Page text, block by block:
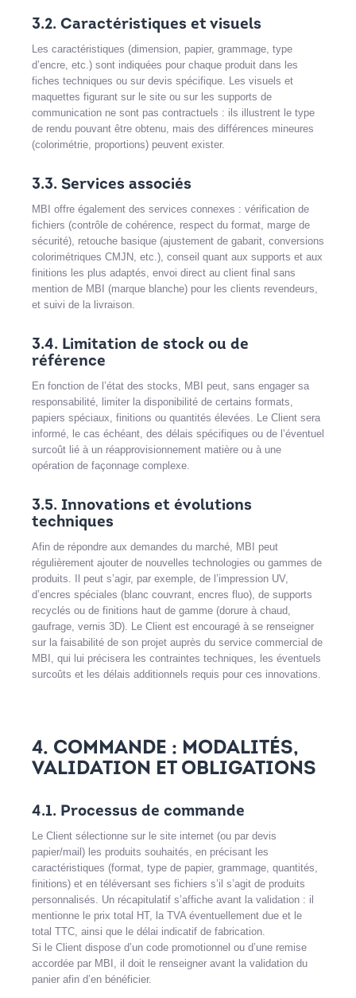
3.2. Caractéristiques et visuels
Les caractéristiques (dimension, papier, grammage, type
d’encre, etc.) sont indiquées pour chaque produit dans les
fiches techniques ou sur devis spécifique. Les visuels et
maquettes figurant sur le site ou sur les supports de
communication ne sont pas contractuels : ils illustrent le type
de rendu pouvant être obtenu, mais des différences mineures
(colorimétrie, proportions) peuvent exister.
3.3. Services associés
MBI offre également des services connexes : vérification de
fichiers (contrôle de cohérence, respect du format, marge de
sécurité), retouche basique (ajustement de gabarit, conversions
colorimétriques CMJN, etc.), conseil quant aux supports et aux
finitions les plus adaptés, envoi direct au client final sans
mention de MBI (marque blanche) pour les clients revendeurs,
et suivi de la livraison.
3.4. Limitation de stock ou de
référence
En fonction de l’état des stocks, MBI peut, sans engager sa
responsabilité, limiter la disponibilité de certains formats,
papiers spéciaux, finitions ou quantités élevées. Le Client sera
informé, le cas échéant, des délais spécifiques ou de l’éventuel
surcoût lié à un réapprovisionnement matière ou à une
opération de façonnage complexe.
3.5. Innovations et évolutions
techniques
Afin de répondre aux demandes du marché, MBI peut
régulièrement ajouter de nouvelles technologies ou gammes de
produits. Il peut s’agir, par exemple, de l’impression UV,
d’encres spéciales (blanc couvrant, encres fluo), de supports
recyclés ou de finitions haut de gamme (dorure à chaud,
gaufrage, vernis 3D). Le Client est encouragé à se renseigner
sur la faisabilité de son projet auprès du service commercial de
MBI, qui lui précisera les contraintes techniques, les éventuels
surcoûts et les délais additionnels requis pour ces innovations.
4. COMMANDE : MODALITÉS,
VALIDATION ET OBLIGATIONS
4.1. Processus de commande
Le Client sélectionne sur le site internet (ou par devis
papier/mail) les produits souhaités, en précisant les
caractéristiques (format, type de papier, grammage, quantités,
finitions) et en téléversant ses fichiers s’il s’agit de produits
personnalisés. Un récapitulatif s’affiche avant la validation : il
mentionne le prix total HT, la TVA éventuellement due et le
total TTC, ainsi que le délai indicatif de fabrication.
Si le Client dispose d’un code promotionnel ou d’une remise
accordée par MBI, il doit le renseigner avant la validation du
panier afin d’en bénéficier.